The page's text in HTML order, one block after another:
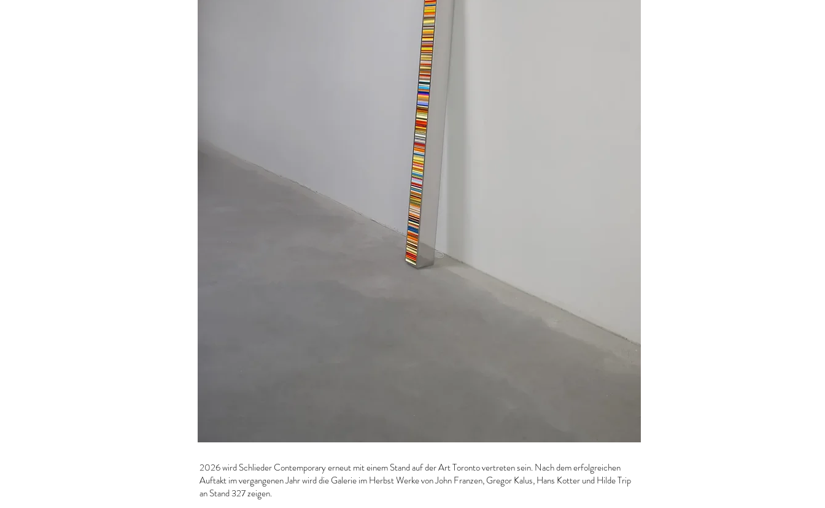
2026 wird Schlieder Contemporary erneut mit einem Stand auf der Art Toronto vertreten sein. Nach dem erfolgreichen
Auftakt im vergangenen Jahr wird die Galerie im Herbst Werke von John Franzen, Gregor Kalus, Hans Kotter und Hilde Trip
an Stand 327 zeigen.